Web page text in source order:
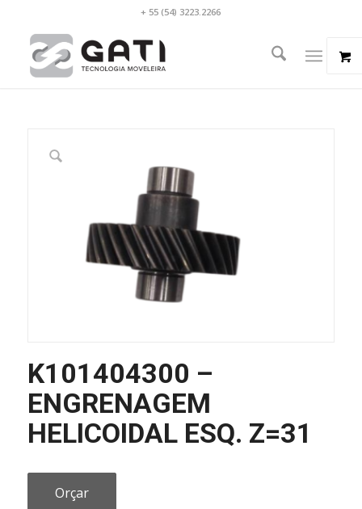
+ 55 (54) 3223.2266
K101404300 –
ENGRENAGEM
HELICOIDAL ESQ. Z=31
Orçar